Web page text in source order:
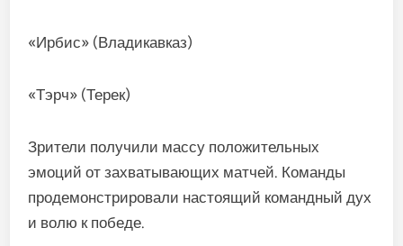
«Ирбис» (Владикавказ)
«Тэрч» (Терек)
Зрители получили массу положительных
эмоций от захватывающих матчей. Команды
продемонстрировали настоящий командный дух
и волю к победе.